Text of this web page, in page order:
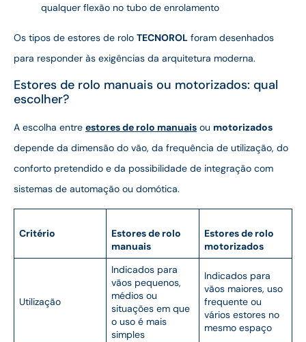
qualquer flexão no tubo de enrolamento
Os tipos de estores de rolo TECNOROL foram desenhados
para responder às exigências da arquitetura moderna.
Estores de rolo manuais ou motorizados: qual
escolher?
A escolha entre estores de rolo manuais ou motorizados
depende da dimensão do vão, da frequência de utilização, do
conforto pretendido e da possibilidade de integração com
sistemas de automação ou domótica.
Critério
Estores de rolo
manuais
Estores de rolo
motorizados
Utilização
Indicados para
vãos pequenos,
médios ou
situações em que
o uso é mais
simples
Indicados para
vãos maiores, uso
frequente ou
vários estores no
mesmo espaço